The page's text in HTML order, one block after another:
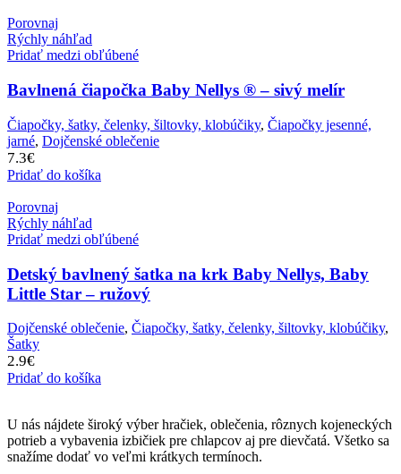
Porovnaj
Rýchly náhľad
Pridať medzi obľúbené
Bavlnená čiapočka Baby Nellys ® – sivý melír
Čiapočky, šatky, čelenky, šiltovky, klobúčiky, Čiapočky jesenné,
jarné, Dojčenské oblečenie
7.3€
Pridať do košíka
Porovnaj
Rýchly náhľad
Pridať medzi obľúbené
Detský bavlnený šatka na krk Baby Nellys, Baby
Little Star – ružový
Dojčenské oblečenie, Čiapočky, šatky, čelenky, šiltovky, klobúčiky,
Šatky
2.9€
Pridať do košíka
U nás nájdete široký výber hračiek, oblečenia, rôznych kojeneckých
potrieb a vybavenia izbičiek pre chlapcov aj pre dievčatá. Všetko sa
snažíme dodať vo veľmi krátkych termínoch.